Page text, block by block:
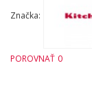
Značka:
POROVNAŤ 0